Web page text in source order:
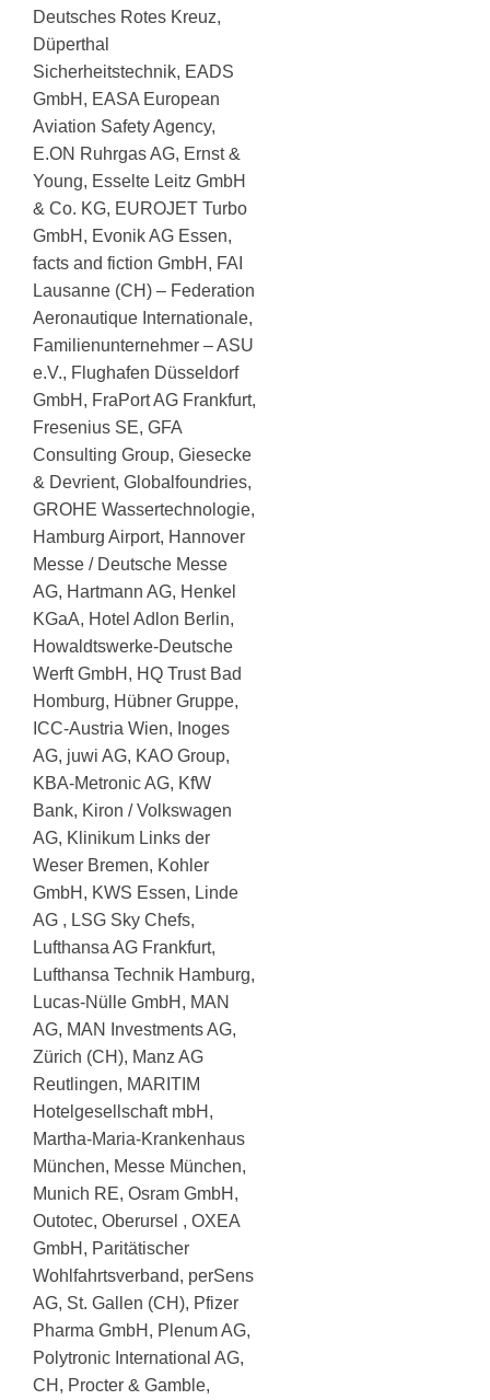
Deutsches Rotes Kreuz,
Düperthal
Sicherheitstechnik, EADS
GmbH, EASA European
Aviation Safety Agency,
E.ON Ruhrgas AG, Ernst &
Young, Esselte Leitz GmbH
& Co. KG, EUROJET Turbo
GmbH, Evonik AG Essen,
facts and fiction GmbH, FAI
Lausanne (CH) – Federation
Aeronautique Internationale,
Familienunternehmer – ASU
e.V., Flughafen Düsseldorf
GmbH, FraPort AG Frankfurt,
Fresenius SE, GFA
Consulting Group, Giesecke
& Devrient, Globalfoundries,
GROHE Wassertechnologie,
Hamburg Airport, Hannover
Messe / Deutsche Messe
AG, Hartmann AG, Henkel
KGaA, Hotel Adlon Berlin,
Howaldtswerke-Deutsche
Werft GmbH, HQ Trust Bad
Homburg, Hübner Gruppe,
ICC-Austria Wien, Inoges
AG, juwi AG, KAO Group,
KBA-Metronic AG, KfW
Bank, Kiron / Volkswagen
AG, Klinikum Links der
Weser Bremen, Kohler
GmbH, KWS Essen, Linde
AG , LSG Sky Chefs,
Lufthansa AG Frankfurt,
Lufthansa Technik Hamburg,
Lucas-Nülle GmbH, MAN
AG, MAN Investments AG,
Zürich (CH), Manz AG
Reutlingen, MARITIM
Hotelgesellschaft mbH,
Martha-Maria-Krankenhaus
München, Messe München,
Munich RE, Osram GmbH,
Outotec, Oberursel , OXEA
GmbH, Paritätischer
Wohlfahrtsverband, perSens
AG, St. Gallen (CH), Pfizer
Pharma GmbH, Plenum AG,
Polytronic International AG,
CH, Procter & Gamble,